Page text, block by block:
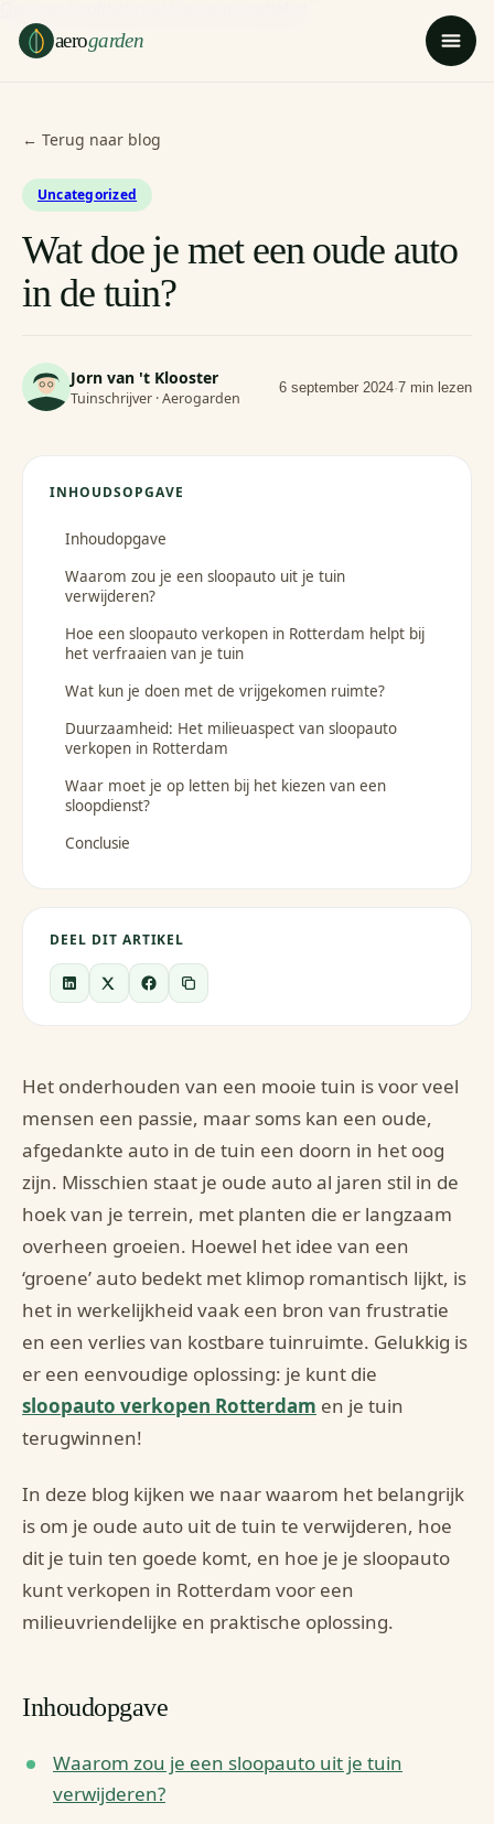
aerogarden
← Terug naar blog
Uncategorized
Wat doe je met een oude auto
in de tuin?
Jorn van 't Klooster
Tuinschrijver · Aerogarden
6 september 2024·7 min lezen
INHOUDSOPGAVE
Inhoudopgave
Waarom zou je een sloopauto uit je tuin
verwijderen?
Hoe een sloopauto verkopen in Rotterdam helpt bij
het verfraaien van je tuin
Wat kun je doen met de vrijgekomen ruimte?
Duurzaamheid: Het milieuaspect van sloopauto
verkopen in Rotterdam
Waar moet je op letten bij het kiezen van een
sloopdienst?
Conclusie
DEEL DIT ARTIKEL
Het onderhouden van een mooie tuin is voor veel
mensen een passie, maar soms kan een oude,
afgedankte auto in de tuin een doorn in het oog
zijn. Misschien staat je oude auto al jaren stil in de
hoek van je terrein, met planten die er langzaam
overheen groeien. Hoewel het idee van een
‘groene’ auto bedekt met klimop romantisch lijkt, is
het in werkelijkheid vaak een bron van frustratie
en een verlies van kostbare tuinruimte. Gelukkig is
er een eenvoudige oplossing: je kunt die
sloopauto verkopen Rotterdam en je tuin
terugwinnen!
In deze blog kijken we naar waarom het belangrijk
is om je oude auto uit de tuin te verwijderen, hoe
dit je tuin ten goede komt, en hoe je je sloopauto
kunt verkopen in Rotterdam voor een
milieuvriendelijke en praktische oplossing.
Inhoudopgave
Waarom zou je een sloopauto uit je tuin
verwijderen?